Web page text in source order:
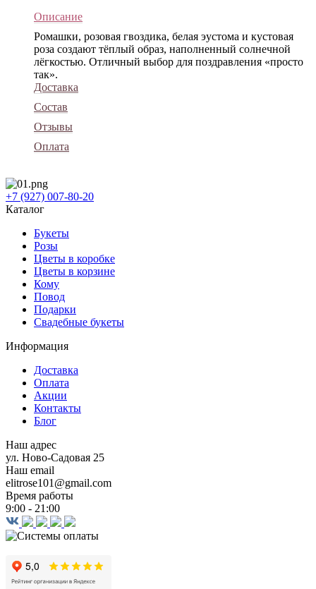
Описание
Ромашки, розовая гвоздика, белая эустома и кустовая
роза создают тёплый образ, наполненный солнечной
лёгкостью. Отличный выбор для поздравления «просто
так».
Доставка
Состав
Отзывы
Оплата
+7 (927) 007-80-20
Каталог
Букеты
Розы
Цветы в коробке
Цветы в корзине
Кому
Повод
Подарки
Свадебные букеты
Информация
Доставка
Оплата
Акции
Контакты
Блог
Наш адрес
ул. Ново-Садовая 25
Наш email
elitrose101@gmail.com
Время работы
9:00 - 21:00